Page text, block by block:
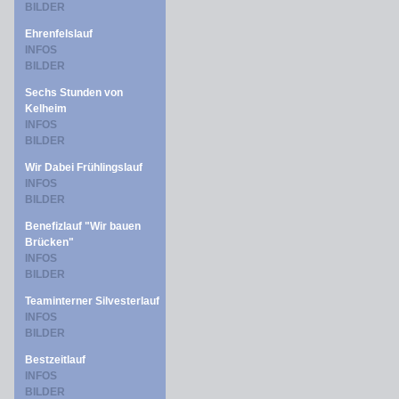
BILDER
Ehrenfelslauf
INFOS
BILDER
Sechs Stunden von
Kelheim
INFOS
BILDER
Wir Dabei Frühlingslauf
INFOS
BILDER
Benefizlauf "Wir bauen
Brücken"
INFOS
BILDER
Teaminterner Silvesterlauf
INFOS
BILDER
Bestzeitlauf
INFOS
BILDER